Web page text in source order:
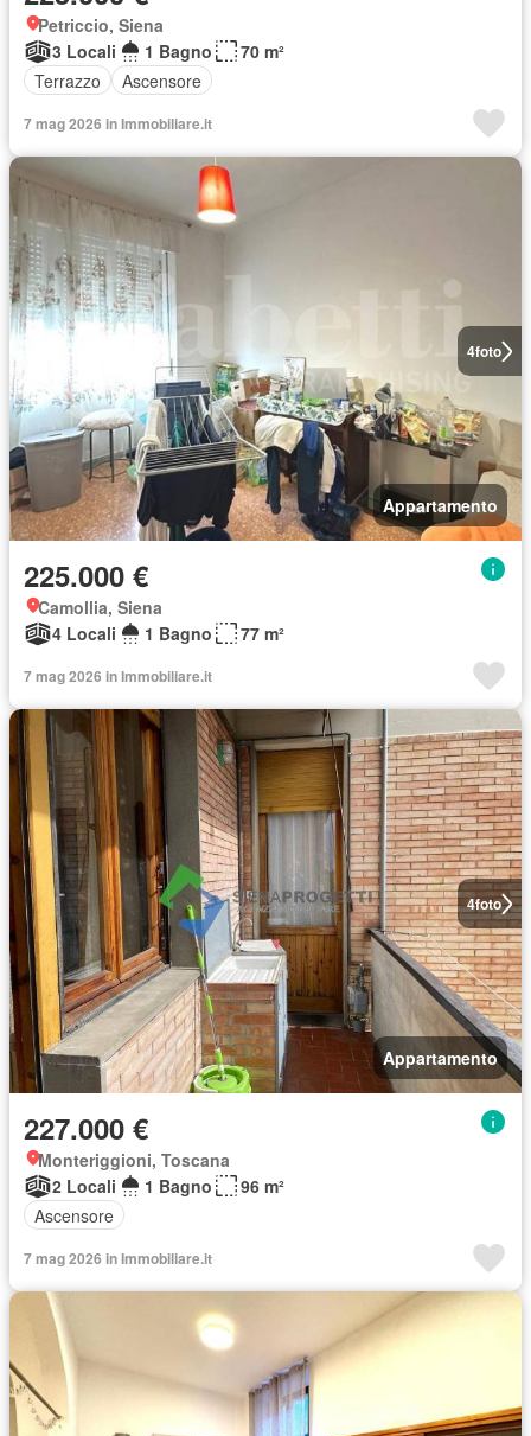
Petriccio, Siena
3 Locali
1 Bagno
70 m²
Terrazzo
Ascensore
7 mag 2026 in Immobiliare.it
4foto
Appartamento
225.000 €
Camollia, Siena
4 Locali
1 Bagno 77 m²
7 mag 2026 in Immobiliare.it
4foto
Appartamento
227.000 €
Monteriggioni, Toscana
2 Locali
1 Bagno
96 m²
Ascensore
7 mag 2026 in Immobiliare.it